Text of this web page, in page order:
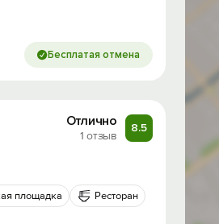
Бесплатая отмена
Отлично
1 отзыв
8.5
площадка Ресторан